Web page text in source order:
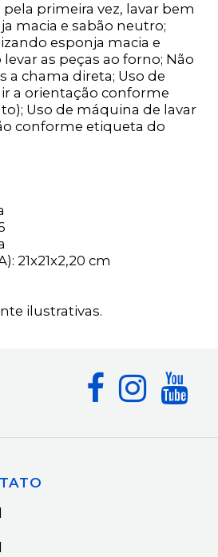
primeira vez, lavar bem
macia e sabão neutro;
esponja macia e
as peças ao forno; Não
a chama direta; Uso de
a orientação conforme
Uso de máquina de lavar
conforme etiqueta do
21x21x2,20 cm
ilustrativas.